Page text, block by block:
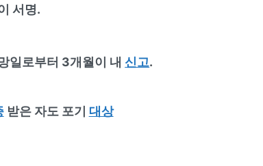
서명.
일로부터 3개월이 내 신고.
받은 자도 포기 대상